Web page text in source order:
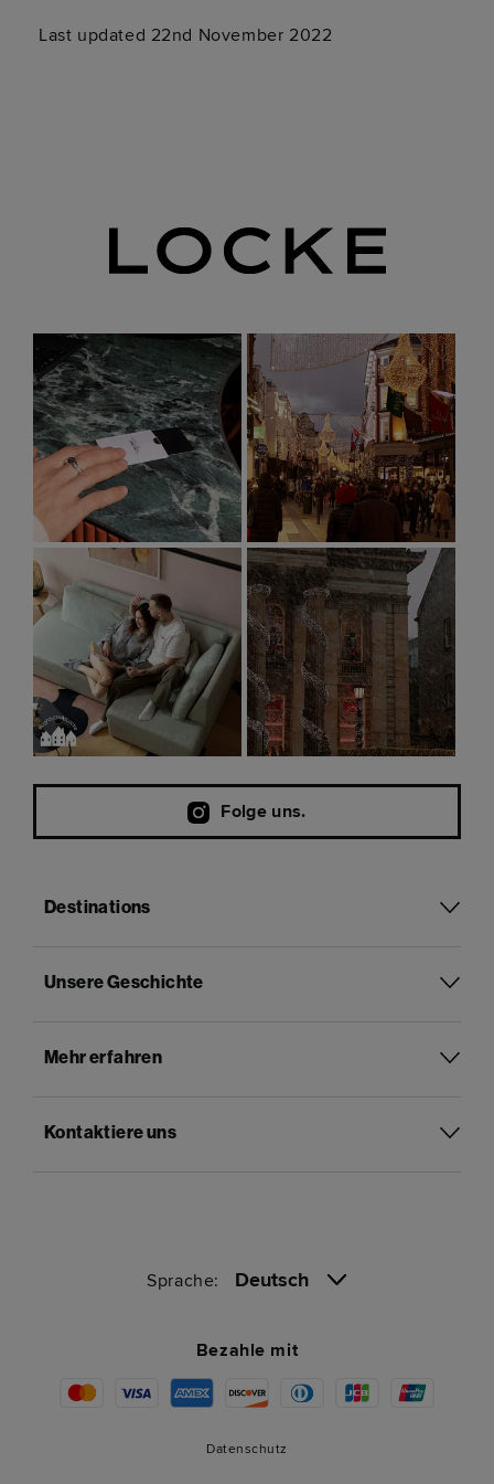
Last updated 22nd November 2022
Folge uns.
Destinations
Unsere Geschichte
Mehr erfahren
Kontaktiere uns
Sprache: Deutsch
Bezahle mit
Datenschutz